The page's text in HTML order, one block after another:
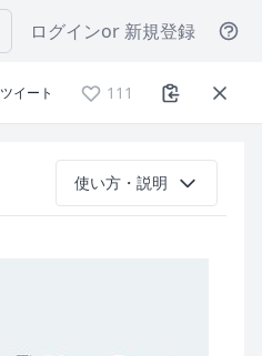
ログインor 新規登録
ツイート 111
使い方・説明